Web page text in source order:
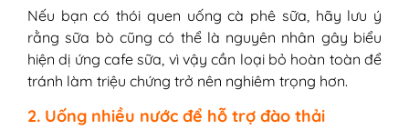
Nếu bạn có thói quen uống cà phê sữa, hãy lưu ý
rằng sữa bò cũng có thể là nguyên nhân gây biểu
hiện dị ứng cafe sữa, vì vậy cần loại bỏ hoàn toàn để
tránh làm triệu chứng trở nên nghiêm trọng hơn.
2. Uống nhiều nước để hỗ trợ đào thải